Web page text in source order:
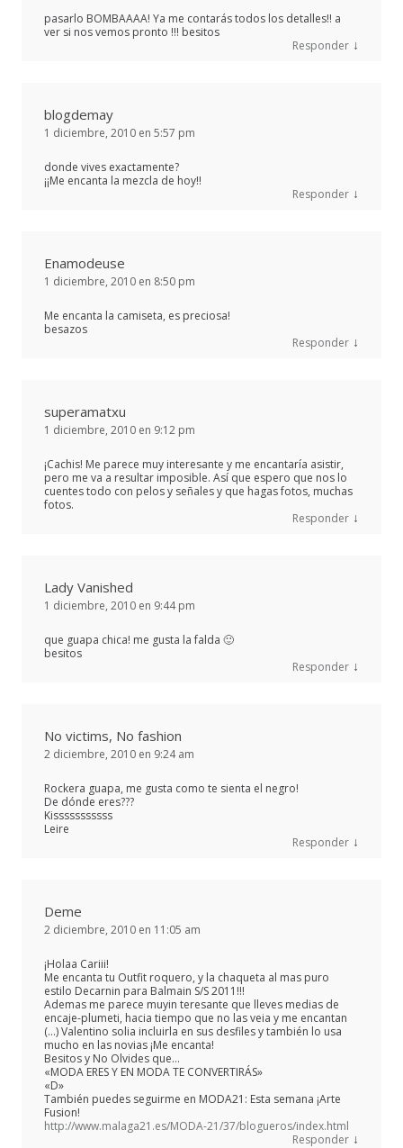
pasarlo BOMBAAAA! Ya me contarás todos los detalles!! a
ver si nos vemos pronto !!! besitos
Responder ↓
blogdemay
1 diciembre, 2010 en 5:57 pm
donde vives exactamente?
¡¡Me encanta la mezcla de hoy!!
Responder ↓
Enamodeuse
1 diciembre, 2010 en 8:50 pm
Me encanta la camiseta, es preciosa!
besazos
Responder ↓
superamatxu
1 diciembre, 2010 en 9:12 pm
¡Cachis! Me parece muy interesante y me encantaría asistir,
pero me va a resultar imposible. Así que espero que nos lo
cuentes todo con pelos y señales y que hagas fotos, muchas
fotos.
Responder ↓
Lady Vanished
1 diciembre, 2010 en 9:44 pm
que guapa chica! me gusta la falda 🙂
besitos
Responder ↓
No victims, No fashion
2 diciembre, 2010 en 9:24 am
Rockera guapa, me gusta como te sienta el negro!
De dónde eres???
Kisssssssssss
Leire
Responder ↓
Deme
2 diciembre, 2010 en 11:05 am
¡Holaa Cariii!
Me encanta tu Outfit roquero, y la chaqueta al mas puro
estilo Decarnin para Balmain S/S 2011!!!
Ademas me parece muyin teresante que lleves medias de
encaje-plumeti, hacia tiempo que no las veia y me encantan
(…) Valentino solia incluirla en sus desfiles y también lo usa
mucho en las novias ¡Me encanta!
Besitos y No Olvides que…
«MODA ERES Y EN MODA TE CONVERTIRÁS»
«D»
También puedes seguirme en MODA21: Esta semana ¡Arte
Fusion!
http://www.malaga21.es/MODA-21/37/blogueros/index.html
Responder ↓